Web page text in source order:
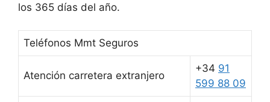
los 365 días del año.
Teléfonos Mmt Seguros
Atención carretera extranjero
+34 91
599 88 09